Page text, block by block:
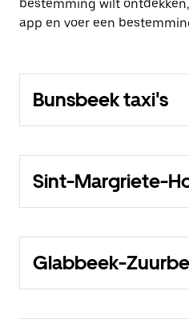
bestemming wilt
app en voer een
Bunsbeek taxi's
Sint-Margriete-
Glabbeek-